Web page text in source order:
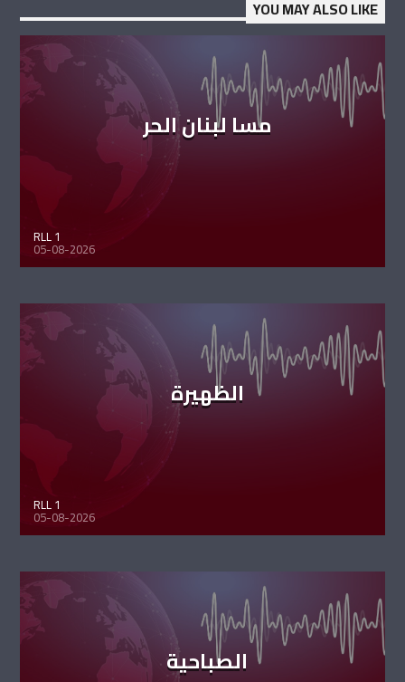
YOU MAY ALSO LIKE
مسا لبنان الحر
RLL 1
05-08-2026
الظهيرة
RLL 1
05-08-2026
الصباحية